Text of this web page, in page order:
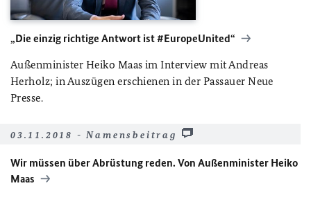
„Die einzig richtige Antwort ist #EuropeUnited“
Außenminister Heiko Maas im Interview mit Andreas
Herholz; in Auszügen erschienen in der Passauer Neue
Presse.
03.11.2018 - Namensbeitrag
Wir müssen über Abrüstung reden. Von Außenminister Heiko
Maas